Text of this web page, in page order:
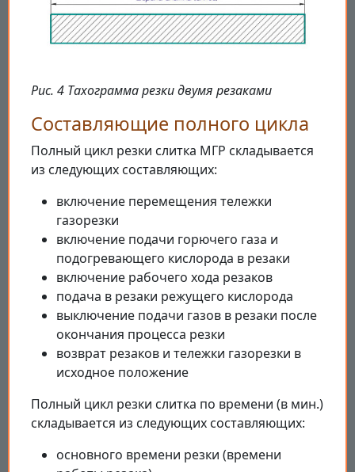
Рис. 4 Тахограмма резки двумя резаками
Составляющие полного цикла
Полный цикл резки слитка МГР складывается
из следующих составляющих:
включение перемещения тележки
газорезки
включение подачи горючего газа и
подогревающего кислорода в резаки
включение рабочего хода резаков
подача в резаки режущего кислорода
выключение подачи газов в резаки после
окончания процесса резки
возврат резаков и тележки газорезки в
исходное положение
Полный цикл резки слитка по времени (в мин.)
складывается из следующих составляющих:
основного времени резки (времени